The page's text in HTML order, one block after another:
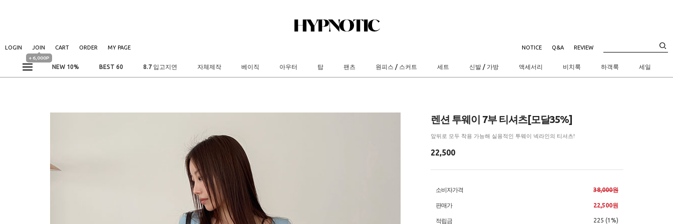
LOGIN JOIN
+ 6,000P
CART ORDER MY PAGE NOTICE Q&A REVIEW
NEW 10% BEST 60 8.7 입고지연 자체제작 베이직 아우터 탑 팬츠 원피스 / 스커트 세트 신발 / 가방 액세서리 비치룩 하객룩 세일
렌션 투웨이 7부 티셔츠[모달35%]
앞뒤로 모두 착용 가능해 실용적인 투웨이 넥라인의 티셔츠!
22,500
소비자가격 38,000원
판매가 22,500원
적립금 225 (1%)